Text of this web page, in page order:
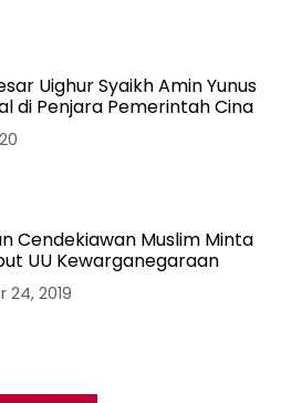
Uighur Syaikh Amin Yunus
di Penjara Pemerintah Cina
Cendekiawan Muslim Minta
UU Kewarganegaraan
24, 2019